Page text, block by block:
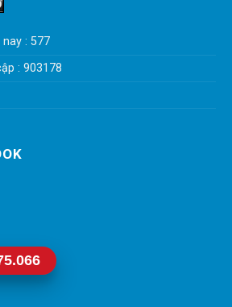
: 577
: 903178